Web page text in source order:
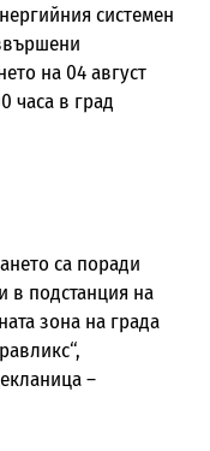
системен
на 04 август
часа в град
са поради
в подстанция на
зона на града
–